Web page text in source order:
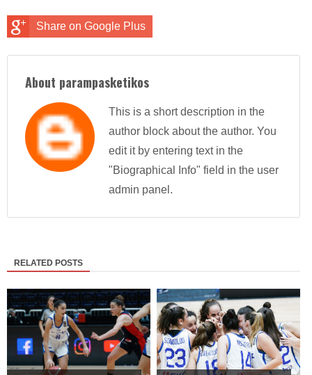
Share on Google Plus
About parampasketikos
This is a short description in the
author block about the author. You
edit it by entering text in the
"Biographical Info" field in the user
admin panel.
RELATED POSTS